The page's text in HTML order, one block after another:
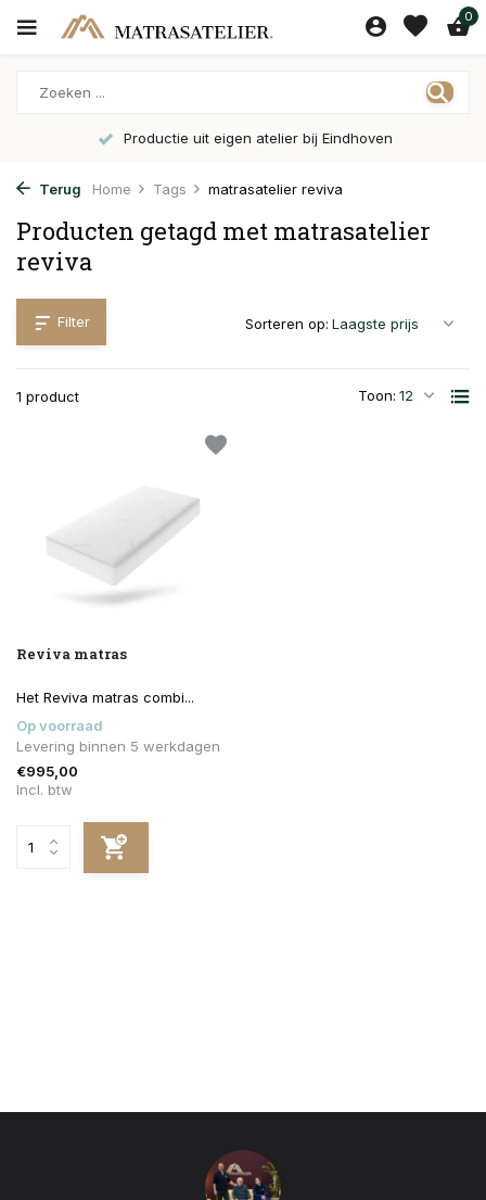
0
Productie uit eigen atelier bij Eindhoven
Terug Home Tags matrasatelier reviva
Producten getagd met matrasatelier
reviva
Filter
1 product Toon:
Sorteren op:
Reviva matras
Het Reviva matras combi...
Op voorraad
Levering binnen 5 werkdagen
€995,00
Incl. btw